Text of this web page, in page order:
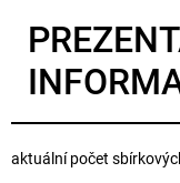
aktuální počet